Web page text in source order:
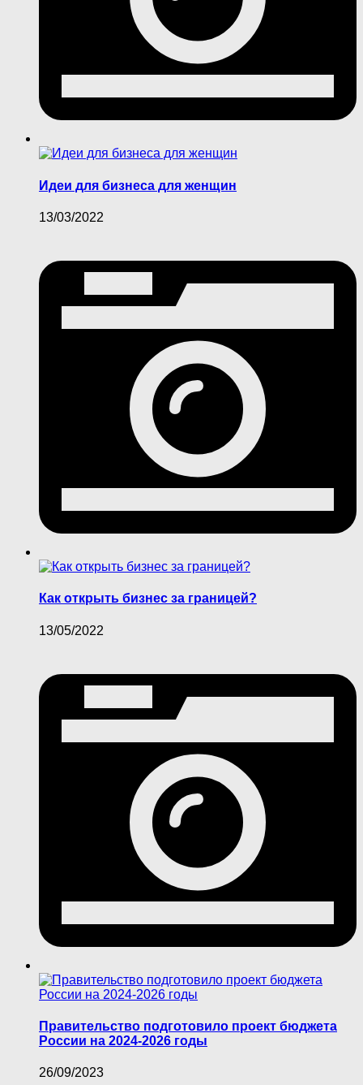
Идеи для бизнеса для женщин
13/03/2022
Как открыть бизнес за границей?
13/05/2022
Правительство подготовило проект бюджета
России на 2024-2026 годы
26/09/2023